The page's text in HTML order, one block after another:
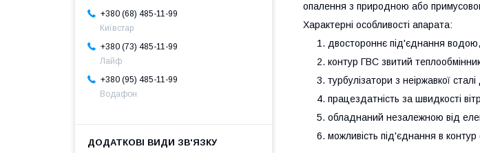
опалення з природною або
Характерні особливості апарата:
двостороннє під'єднання
контур ГВС звитий
турбулізатори з неіржавкої
працездатність за швидкості
обладнаний незалежною від
можливість під'єднання в
+380 (68) 485-11-99
Київстар
+380 (73) 485-11-99
Лайф
+380 (95) 485-11-99
Водафон